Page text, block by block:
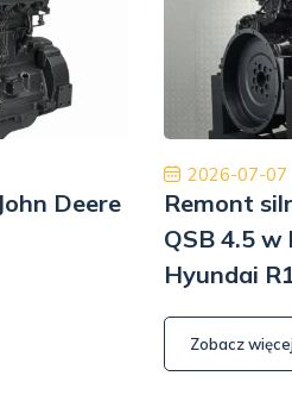
ekspresowa i obsługa na
przyszłości wrócimy, aby
interesy. Dziękuję!
Deere
800
2026-07-07
Remont
QSB 4.5 w
Hyundai
Zobacz więcej